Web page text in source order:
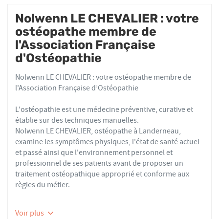
Nolwenn LE CHEVALIER : votre
ostéopathe membre de
l'Association Française
d'Ostéopathie
Nolwenn LE CHEVALIER : votre ostéopathe membre de
l'Association Française d’Ostéopathie
L'ostéopathie est une médecine préventive, curative et
établie sur des techniques manuelles.
Nolwenn LE CHEVALIER, ostéopathe à Landerneau,
examine les symptômes physiques, l'état de santé actuel
et passé ainsi que l'environnement personnel et
professionnel de ses patients avant de proposer un
traitement ostéopathique approprié et conforme aux
règles du métier.
thérapeutiques conformes aux recommandations de
Voir plus